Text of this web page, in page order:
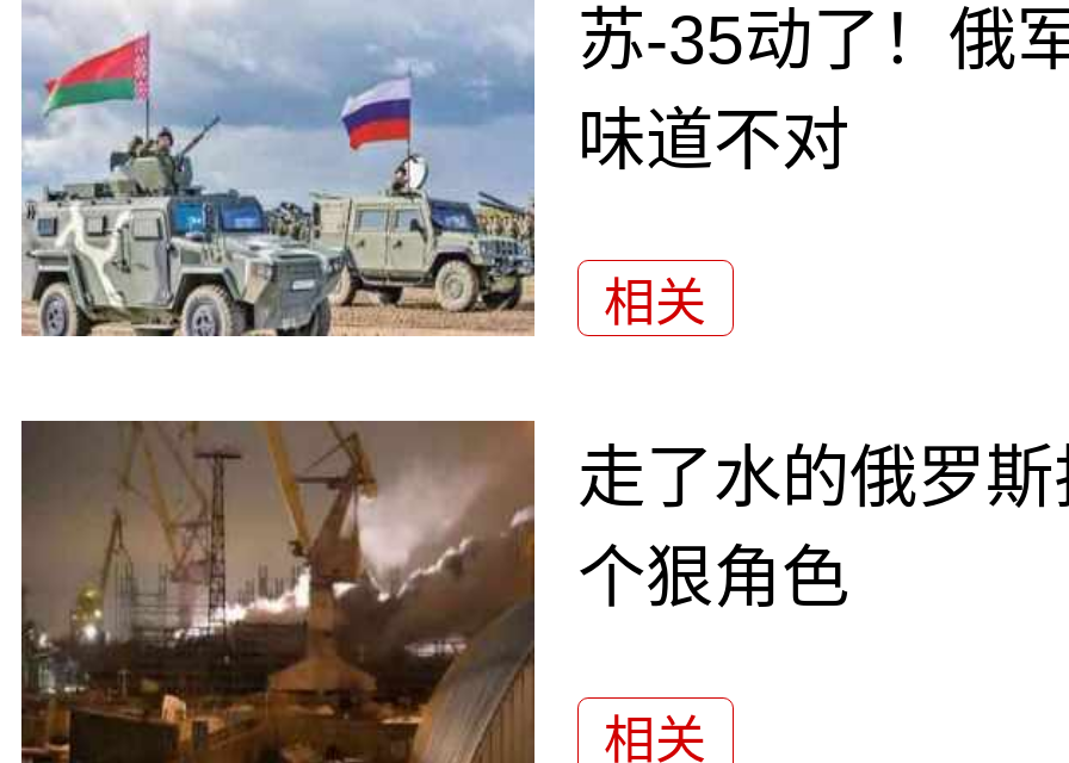
苏-35动了！俄
味道不对
相关
走了水的俄罗
个狠角色
相关